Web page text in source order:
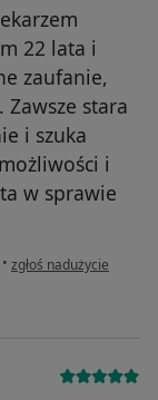
22 lata i
zaufanie,
stara
i szuka
i
w sprawie
• w opinii użytkownika
zgłoś nadużycie